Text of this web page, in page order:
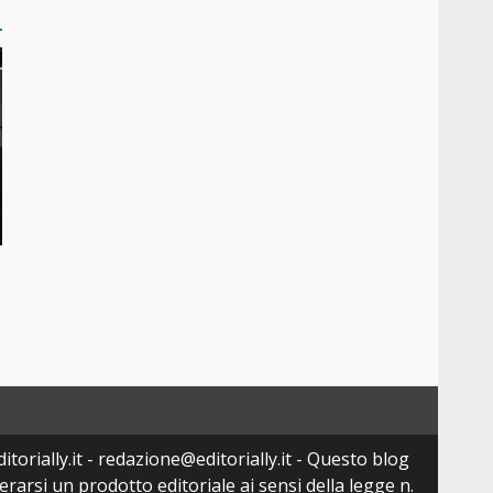
- redazione@editorially.it - Questo blog
un prodotto editoriale ai sensi della legge n.